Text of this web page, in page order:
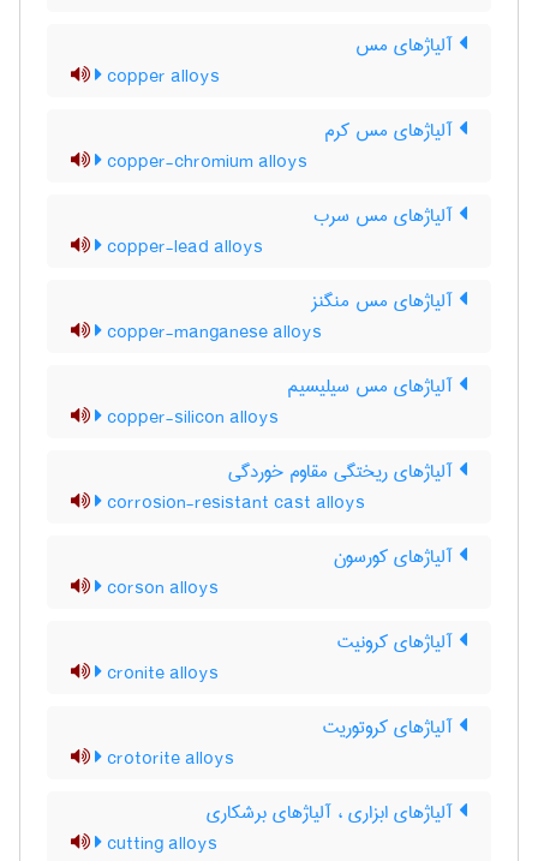
آلیاژهای مس
copper alloys
آلیاژهای مس کرم
copper-chromium alloys
آلیاژهای مس سرب
copper-lead alloys
آلیاژهای مس منگنز
copper-manganese alloys
آلیاژهای مس سیلیسیم
copper-silicon alloys
آلیاژهای ریختگی مقاوم خوردگی
corrosion-resistant cast alloys
آلیاژهای کورسون
corson alloys
آلیاژهای کرونیت
cronite alloys
آلیاژهای کروتوریت
crotorite alloys
آلیاژهای ابزاری ، آلیاژهای برشکاری
cutting alloys